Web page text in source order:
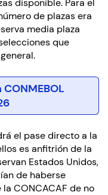
disponible. Para el
de plazas era
media plaza
que
el pase directo a la
es anfitrión de la
Estados Unidos,
de haberse
CONCACAF de no